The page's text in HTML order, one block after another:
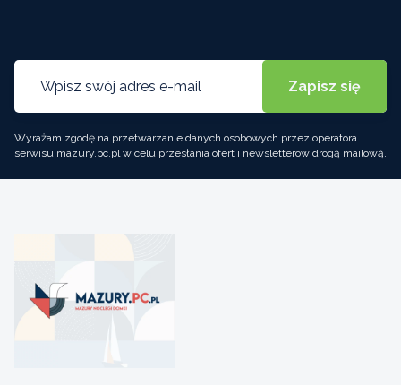
Wyrażam zgodę na przetwarzanie danych osobowych przez operatora
serwisu mazury.pc.pl w celu przesłania ofert i newsletterów drogą mailową.